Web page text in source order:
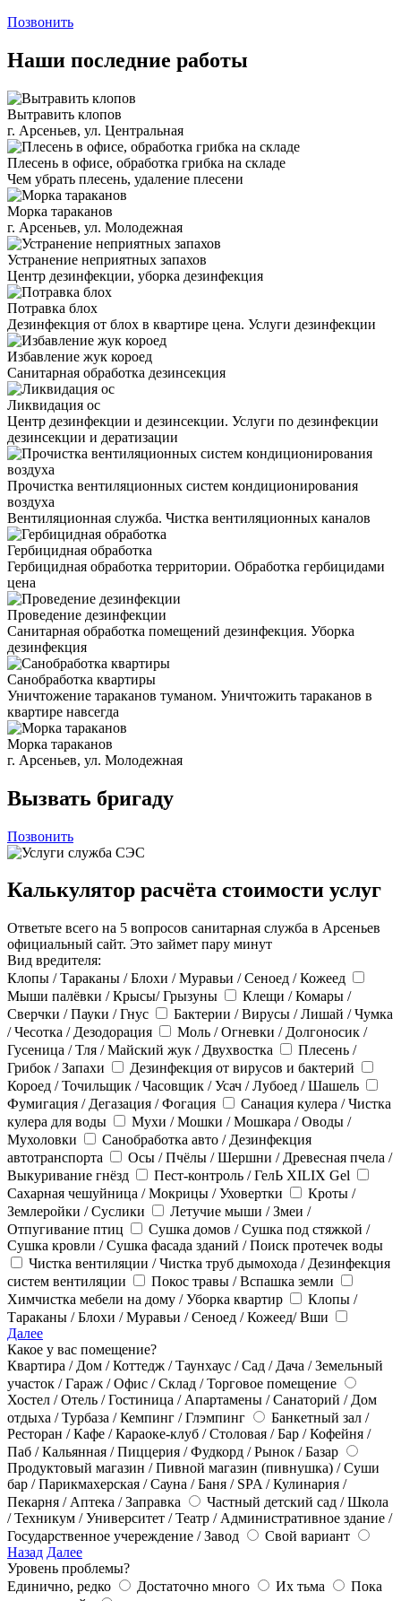
Позвонить
Наши последние работы
Вытравить клопов
г. Арсеньев, ул. Центральная
Плесень в офисе, обработка грибка на складе
Чем убрать плесень, удаление плесени
Морка тараканов
г. Арсеньев, ул. Молодежная
Устранение неприятных запахов
Центр дезинфекции, уборка дезинфекция
Потравка блох
Дезинфекция от блох в квартире цена. Услуги дезинфекции
Избавление жук короед
Санитарная обработка дезинсекция
Ликвидация ос
Центр дезинфекции и дезинсекции. Услуги по дезинфекции
дезинсекции и дератизации
Прочистка вентиляционных систем кондиционирования
воздуха
Вентиляционная служба. Чистка вентиляционных каналов
Гербицидная обработка
Гербицидная обработка территории. Обработка гербицидами
цена
Проведение дезинфекции
Санитарная обработка помещений дезинфекция. Уборка
дезинфекция
Санобработка квартиры
Уничтожение тараканов туманом. Уничтожить тараканов в
квартире навсегда
Морка тараканов
г. Арсеньев, ул. Молодежная
Вызвать бригаду
Позвонить
Калькулятор расчёта стоимости услуг
Ответьте всего на 5 вопросов санитарная служба в Арсеньев
официальный сайт. Это займет пару минут
Вид вредителя:
Клопы / Тараканы / Блохи / Муравьи / Сеноед / Кожеед
Мыши палёвки / Крысы/ Грызуны
Клещи / Комары /
Сверчки / Пауки / Гнус
Бактерии / Вирусы / Лишай / Чумка
/ Чесотка / Дезодорация
Моль / Огневки / Долгоносик /
Гусеница / Тля / Майский жук / Двухвостка
Плесень /
Грибок / Запахи
Дезинфекция от вирусов и бактерий
Короед / Точильщик / Часовщик / Усач / Лубоед / Шашель
Фумигация / Дегазация / Фогация
Санация кулера / Чистка
кулера для воды
Мухи / Мошки / Мошкара / Оводы /
Мухоловки
Санобработка авто / Дезинфекция
автотранспорта
Осы / Пчёлы / Шершни / Древесная пчела /
Выкуривание гнёзд
Пест-контроль / ГелЬ XILIX Gel
Сахарная чешуйница / Мокрицы / Уховертки
Кроты /
Землеройки / Суслики
Летучие мыши / Змеи /
Отпугивание птиц
Сушка домов / Сушка под стяжкой /
Сушка кровли / Сушка фасада зданий / Поиск протечек воды
Чистка вентиляции / Чистка труб дымохода / Дезинфекция
систем вентиляции
Покос травы / Вспашка земли
Химчистка мебели на дому / Уборка квартир
Клопы /
Тараканы / Блохи / Муравьи / Сеноед / Кожеед/ Вши
Далее
Какое у вас помещение?
Квартира / Дом / Коттедж / Таунхаус / Сад / Дача / Земельный
участок / Гараж / Офис / Склад / Торговое помещение
Хостел / Отель / Гостиница / Апартамены / Санаторий / Дом
отдыха / Турбаза / Кемпинг / Глэмпинг
Банкетный зал /
Ресторан / Кафе / Караоке-клуб / Столовая / Бар / Кофейня /
Паб / Кальянная / Пиццерия / Фудкорд / Рынок / Базар
Продуктовый магазин / Пивной магазин (пивнушка) / Суши
бар / Парикмахерская / Сауна / Баня / SPA / Кулинария /
Пекарня / Аптека / Заправка
Частный детский сад / Школа
/ Техникум / Университет / Театр / Административное здание /
Государственное учереждение / Завод
Свой вариант
Назад Далее
Уровень проблемы?
Единично, редко
Достаточно много Их тьма
Пока